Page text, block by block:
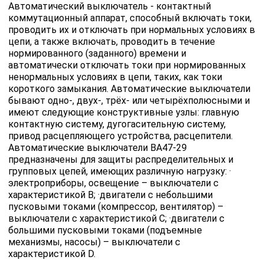
Автоматический выключатель - контактный
коммутационный аппарат, способный включать токи,
проводить их и отключать при нормальных условиях в
цепи, а также включать, проводить в течение
нормированного (заданного) времени и
автоматически отключать токи при нормированных
ненормальных условиях в цепи, таких, как токи
короткого замыкания. Автоматические выключатели
бывают одно-, двух-, трёх- или четырёхполюсными и
имеют следующие конструктивные узлы: главную
контактную систему, дугогасительную систему,
привод расцепляющего устройства, расцепители.
Автоматические выключатели ВА47-29
предназначены для защиты распределительных и
групповых цепей, имеющих различную нагрузку: ·
электроприборы, освещение – выключатели с
характеристикой В; ·двигатели с небольшими
пусковыми токами (компрессор, вентилятор) –
выключатели с характеристикой C; ·двигатели с
большими пусковыми токами (подъемные
механизмы, насосы) – выключатели с
характеристикой D.